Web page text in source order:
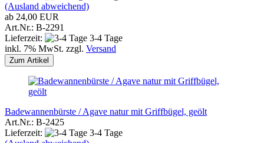
(Ausland abweichend)
ab 24,00 EUR
Art.Nr.: B-2291
Lieferzeit:
3-4 Tage
inkl. 7% MwSt. zzgl. Versand
Zum Artikel
Badewannenbürste / Agave natur mit Griffbügel, geölt
Art.Nr.: B-2425
Lieferzeit:
3-4 Tage